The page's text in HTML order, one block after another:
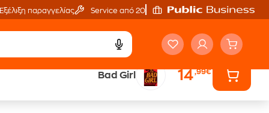
Εξέλιξη παραγγελίας Service από 20'
Bad Girl 14,99€
Έλα στον κόσμο